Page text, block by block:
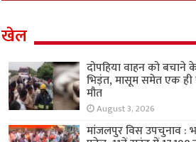
खेल
दोपहिया वाहन को बचाने
भिड़ंत, मासूम समेत एक ही
मौत
August 3, 2026
मांजलपुर विस उपचुनाव :